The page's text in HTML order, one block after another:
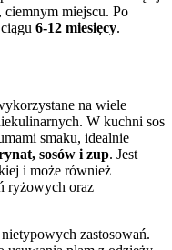
ciemnym miejscu. Po
6-12 miesięcy.
na wiele
W kuchni sos
smaku, idealnie
sosów i zup. Jest
i może również
ryżowych oraz
zastosowań.